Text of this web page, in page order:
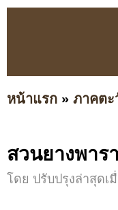
หน้าแรก » ภาคตะ
สวนยางพาร
โดย ปรับปรุงล่าสุดเ